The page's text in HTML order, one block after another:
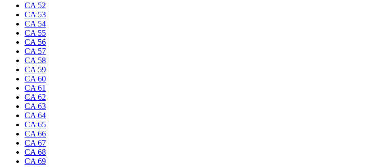
CA 52
CA 53
CA 54
CA 55
CA 56
CA 57
CA 58
CA 59
CA 60
CA 61
CA 62
CA 63
CA 64
CA 65
CA 66
CA 67
CA 68
CA 69